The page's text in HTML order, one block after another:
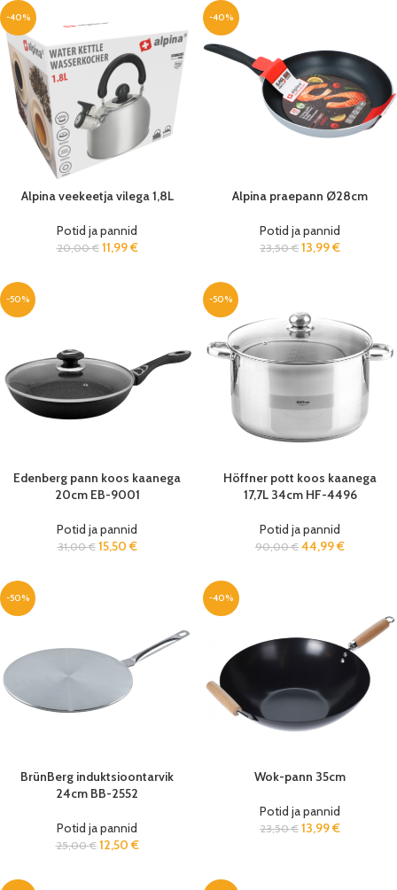
-40%
Alpina veekeetja vilega 1,8L
Potid ja pannid
20,00€ 11,99€
-40%
Alpina praepann Ø28cm
Potid ja pannid
23,50€ 13,99€
-50%
Edenberg pann koos kaanega
20cm EB-9001
Potid ja pannid
31,00€ 15,50 €
-50%
Höffner pott koos kaanega
17,7L 34cm HF-4496
Potid ja pannid
90,00€ 44,99€
-50%
BrünBerg induktsioontarvik
24cm BB-2552
Potid ja pannid
25,00€ 12,50 €
-40%
Wok-pann 35cm
Potid ja pannid
23,50€ 13,99€